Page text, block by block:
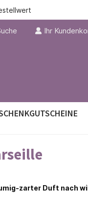
Ihr
zarter Duft nach